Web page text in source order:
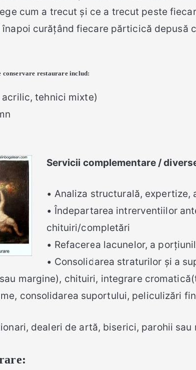
cum a trecut și ce a trecut peste
curățând fiecare părticică depusă
restaurare includ:
tehnici mixte)
Servicii complementare /
• Analiza structurală,
• Îndepartarea intrerventiilor
chituiri/completări
• Refacerea lacunelor, a
• Consolidarea straturilor și a
margine), chituiri, integrare
consolidarea suportului, peliculizări
dealeri de artă, biserici, parohii sau